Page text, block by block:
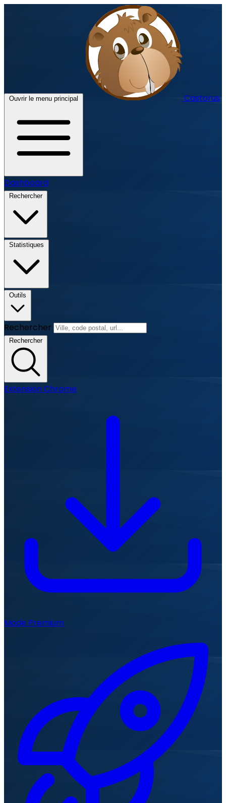
Ouvrir le menu principal Castorus
Dashboard
Rechercher
Statistiques
Outils
Rechercher
Rechercher
Extension Chrome
Mode Premium